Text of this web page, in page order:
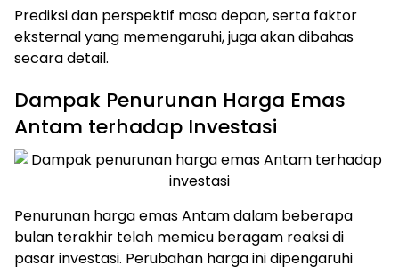
Prediksi dan perspektif masa depan, serta faktor
eksternal yang memengaruhi, juga akan dibahas
secara detail.
Dampak Penurunan Harga Emas
Antam terhadap Investasi
Penurunan harga emas Antam dalam beberapa
bulan terakhir telah memicu beragam reaksi di
pasar investasi. Perubahan harga ini dipengaruhi